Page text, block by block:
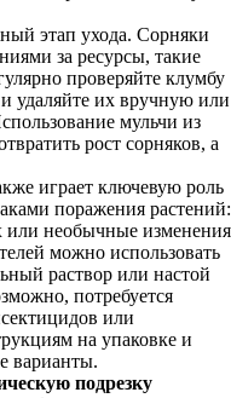
этап ухода. Сорняки
за ресурсы, такие
проверяйте клумбу
удаляйте их вручную или
мульчи из
рост сорняков, а
играет ключевую роль
поражения растений:
или необычные изменения
можно использовать
раствор или настой
потребуется
или
на упаковке и
варианты.
подрезку